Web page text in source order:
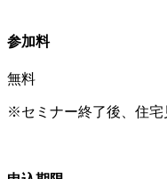
参加料
無料
※セミナー終了後、住宅